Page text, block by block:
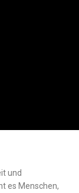
und
es Menschen,